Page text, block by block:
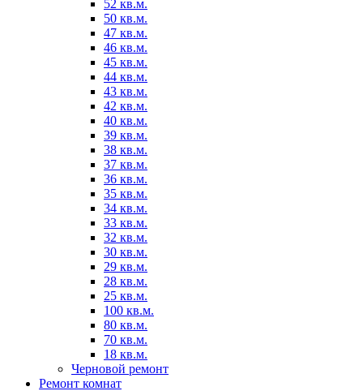
52 кв.м.
50 кв.м.
47 кв.м.
46 кв.м.
45 кв.м.
44 кв.м.
43 кв.м.
42 кв.м.
40 кв.м.
39 кв.м.
38 кв.м.
37 кв.м.
36 кв.м.
35 кв.м.
34 кв.м.
33 кв.м.
32 кв.м.
30 кв.м.
29 кв.м.
28 кв.м.
25 кв.м.
100 кв.м.
80 кв.м.
70 кв.м.
18 кв.м.
Черновой ремонт
Ремонт комнат